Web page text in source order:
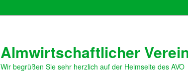
Almwirtschaftlicher
Wir begrüßen Sie sehr herzlich auf der Heimseite des AVO